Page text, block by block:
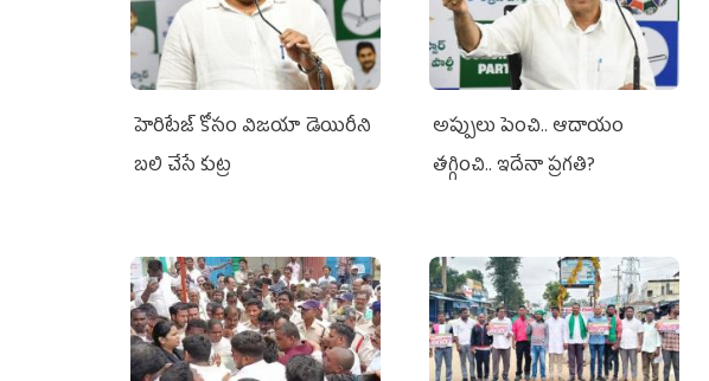
హెరిటేజ్ కోసం విజయా డెయిరీని
బలి చేసే కుట్ర‌
అప్పులు పెంచి.. ఆదాయం
తగ్గించి.. ఇదేనా ప్రగతి?